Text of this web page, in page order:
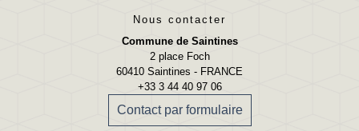
Nous contacter
Commune de Saintines
2 place Foch
60410 Saintines - FRANCE
+33 3 44 40 97 06
Contact par formulaire